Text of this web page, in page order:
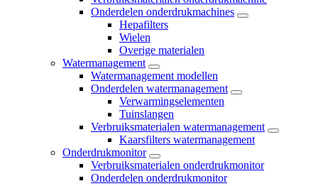
Onderdelen onderdrukmachines
Hepafilters
Wielen
Overige materialen
Watermanagement
Watermanagement modellen
Onderdelen watermanagement
Verwarmingselementen
Tuinslangen
Verbruiksmaterialen watermanagement
Kaarsfilters watermanagement
Onderdrukmonitor
Verbruiksmaterialen onderdrukmonitor
Onderdelen onderdrukmonitor